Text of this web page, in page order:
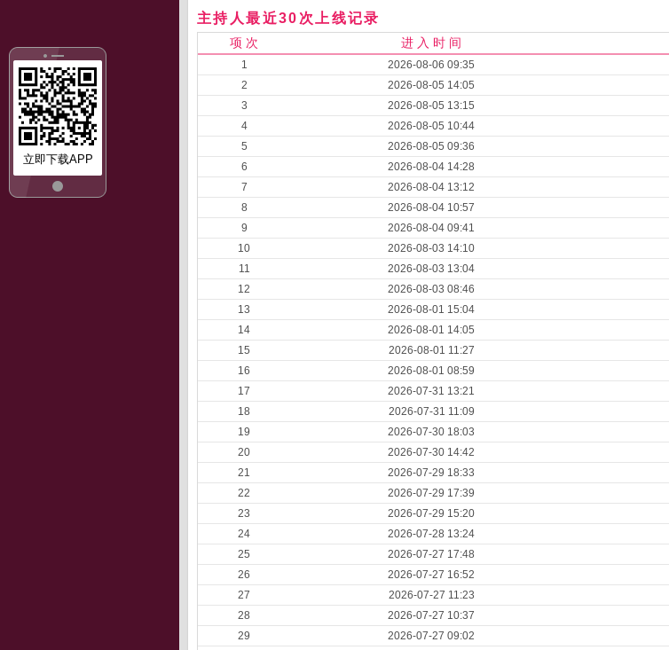
立即下载APP
主持人最近30次上线记录
项 次 进 入 时 间
1 2026-08-06 09:35
2
2026-08-05 14:05
3
2026-08-05 13:15
4
2026-08-05 10:44
5
2026-08-05 09:36
6
2026-08-04 14:28
7
2026-08-04 13:12
8
2026-08-04 10:57
9
2026-08-04 09:41
10
2026-08-03 14:10
11
2026-08-03 13:04
12
2026-08-03 08:46
13
2026-08-01 15:04
14
2026-08-01 14:05
15
2026-08-01 11:27
16
2026-08-01 08:59
17
2026-07-31 13:21
18
2026-07-31 11:09
19
2026-07-30 18:03
20
2026-07-30 14:42
21
2026-07-29 18:33
22
2026-07-29 17:39
23
2026-07-29 15:20
24
2026-07-28 13:24
25
2026-07-27 17:48
26
2026-07-27 16:52
27
2026-07-27 11:23
28
2026-07-27 10:37
29
2026-07-27 09:02